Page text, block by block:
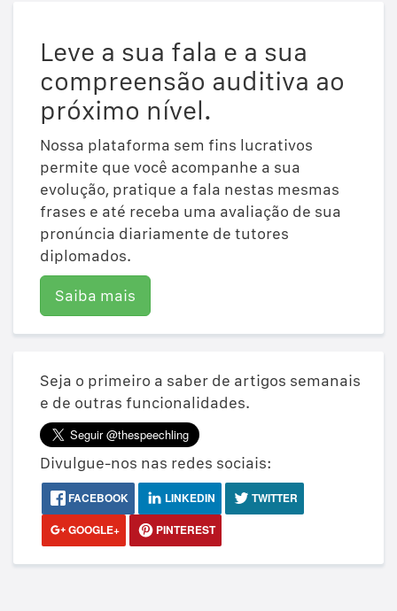
Leve a sua fala e a sua
compreensão auditiva ao
próximo nível.
Nossa plataforma sem fins lucrativos
permite que você acompanhe a sua
evolução, pratique a fala nestas mesmas
frases e até receba uma avaliação de sua
pronúncia diariamente de tutores
diplomados.
Saiba mais
Seja o primeiro a saber de artigos semanais
e de outras funcionalidades.
Divulgue-nos nas redes sociais:
FACEBOOK LINKEDIN
TWITTER
GOOGLE+
PINTEREST